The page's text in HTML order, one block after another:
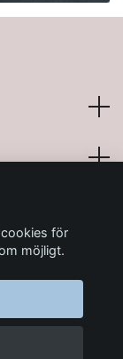
för
möjligt.